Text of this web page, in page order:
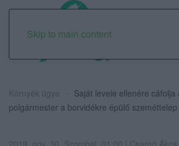
Skip to main content
Környék ügye
Saját levele ellenére cáfolja
polgármester a borvidékre épülő
2019. nov. 30. Szombat, 01:00 | Csarnó